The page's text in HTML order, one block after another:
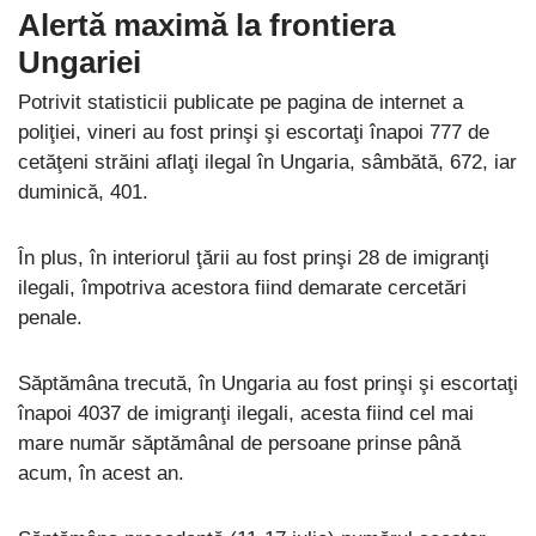
Alertă maximă la frontiera
Ungariei
Potrivit statisticii publicate pe pagina de internet a
poliţiei, vineri au fost prinşi şi escortaţi înapoi 777 de
cetăţeni străini aflaţi ilegal în Ungaria, sâmbătă, 672, iar
duminică, 401.
În plus, în interiorul ţării au fost prinşi 28 de imigranţi
ilegali, împotriva acestora fiind demarate cercetări
penale.
Săptămâna trecută, în Ungaria au fost prinşi şi escortaţi
înapoi 4037 de imigranţi ilegali, acesta fiind cel mai
mare număr săptămânal de persoane prinse până
acum, în acest an.